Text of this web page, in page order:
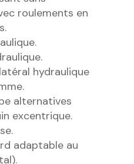
roulements en
hydraulique
alternatives
excentrique.
adaptable au